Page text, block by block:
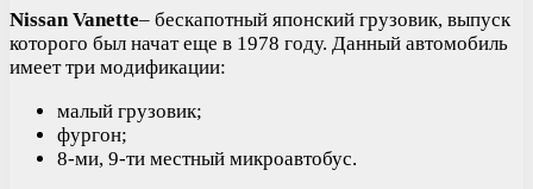
Nissan Vanette– бескапотный японский грузовик, выпуск
которого был начат еще в 1978 году. Данный автомобиль
имеет три модификации:
малый грузовик;
фургон;
8-ми, 9-ти местный микроавтобус.